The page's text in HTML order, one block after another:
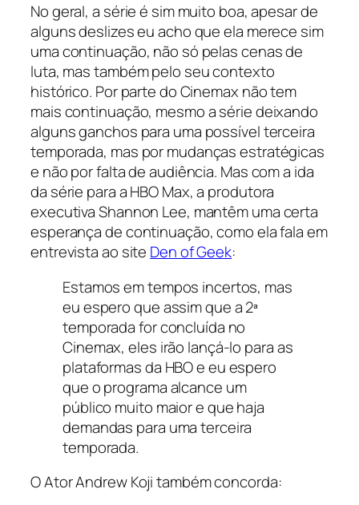
No geral, a série é sim muito boa, apesar de
alguns deslizes eu acho que ela merece sim
uma continuação, não só pelas cenas de
luta, mas também pelo seu contexto
histórico. Por parte do Cinemax não tem
mais continuação, mesmo a série deixando
alguns ganchos para uma possível terceira
temporada, mas por mudanças estratégicas
e não por falta de audiência. Mas com a ida
da série para a HBO Max, a produtora
executiva Shannon Lee, mantêm uma certa
esperança de continuação, como ela fala em
entrevista ao site Den of Geek:
Estamos em tempos incertos, mas
eu espero que assim que a 2ª
temporada for concluída no
Cinemax, eles irão lançá-lo para as
plataformas da HBO e eu espero
que o programa alcance um
público muito maior e que haja
demandas para uma terceira
temporada.
O Ator Andrew Koji também concorda: